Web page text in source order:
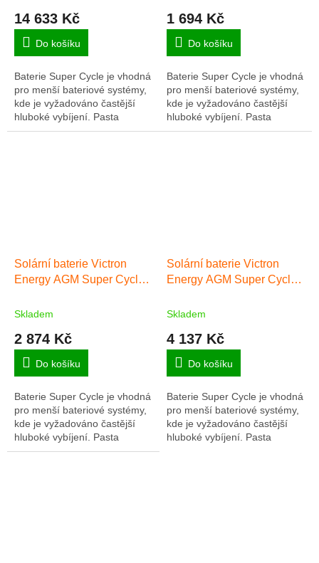
14 633 Kč
Do košíku
Baterie Super Cycle je vhodná
pro menší bateriové systémy,
kde je vyžadováno častější
hluboké vybíjení. Pasta
pozitivních desek je méně
1 694 Kč
Do košíku
Baterie Super Cycle je vhodná
pro menší bateriové systémy,
kde je vyžadováno častější
hluboké vybíjení. Pasta
pozitivních desek je méně
Solární baterie Victron
Energy AGM Super Cycle
Skladem
2 874 Kč
Do košíku
Baterie Super Cycle je vhodná
pro menší bateriové systémy,
kde je vyžadováno častější
hluboké vybíjení. Pasta
pozitivních desek je méně
Solární baterie Victron
Energy AGM Super Cycle
Skladem
4 137 Kč
Do košíku
Baterie Super Cycle je vhodná
pro menší bateriové systémy,
kde je vyžadováno častější
hluboké vybíjení. Pasta